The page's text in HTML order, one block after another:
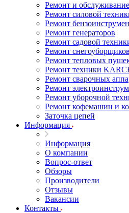
Ремонт и обслуживание
Ремонт силовой
Ремонт
Ремонт генераторов
Ремонт садовой
Ремонт снегоуборщиков
Ремонт тепловых
Ремонт техники
Ремонт сварочных
Ремонт
Ремонт уборочной
Ремонт кофемашин и
Заточка цепей
Информация
Информация
О компании
Вопрос-ответ
Обзоры
Производители
Отзывы
Вакансии
Контакты